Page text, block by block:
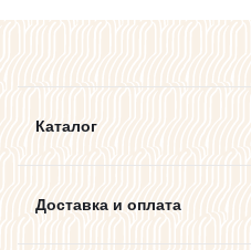
Каталог
Доставка и оплата